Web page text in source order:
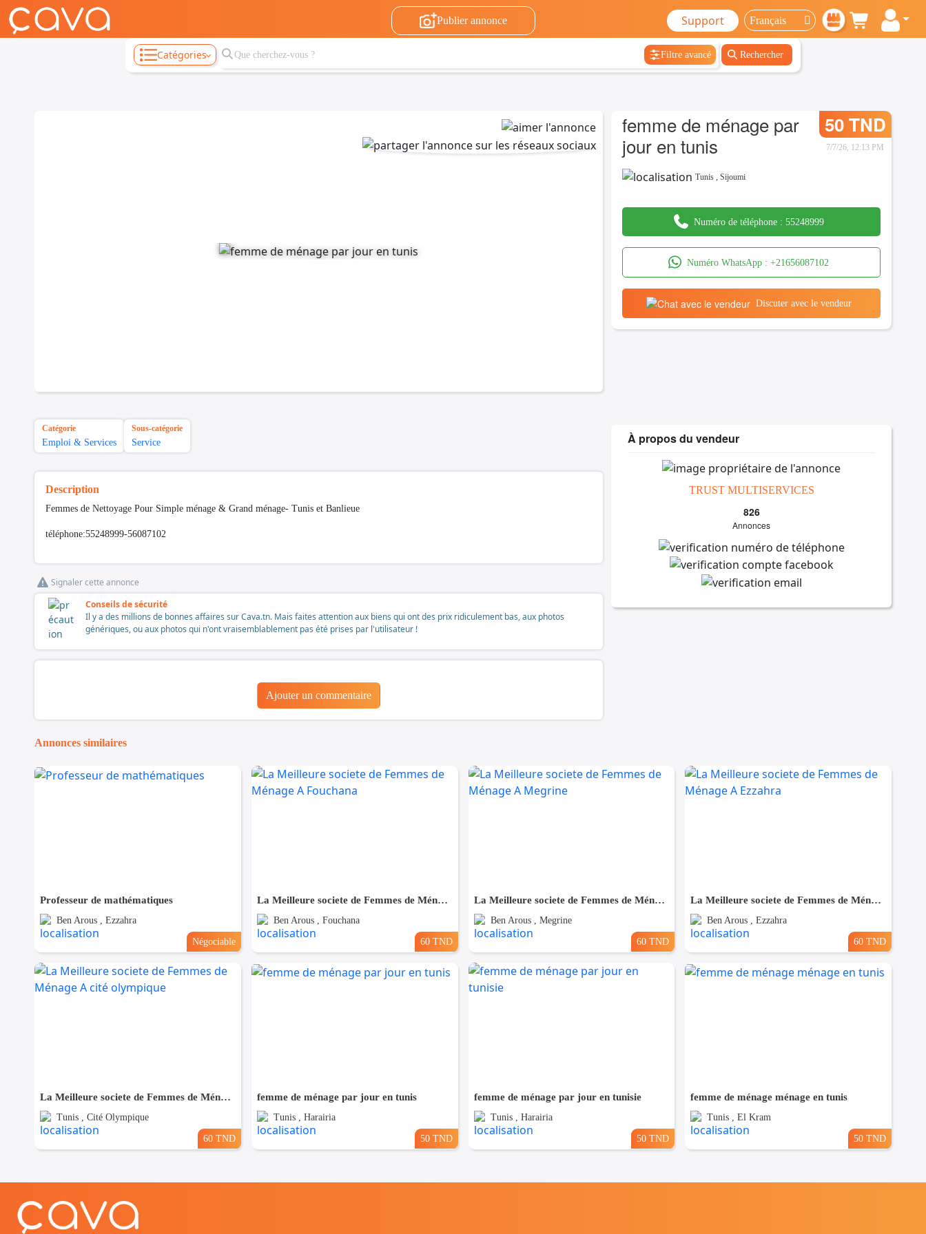
Publier annonce Support
Catégories Filtre avancé Rechercher
femme de ménage par
jour en tunis
50 TND
7/7/26, 12:13 PM
Tunis ,Sijoumi
Numéro de téléphone : 55248999
Numéro WhatsApp : +21656087102
Discuter avec le vendeur
Catégorie
Emploi & Services
Sous-catégorie
Service
Description
Femmes de Nettoyage Pour Simple ménage & Grand ménage- Tunis et Banlieue
téléphone:55248999-56087102
Signaler cette annonce
Conseils de sécurité
Il y a des millions de bonnes affaires sur Cava.tn. Mais faites attention aux biens qui ont des prix ridiculement bas, aux photos
génériques, ou aux photos qui n'ont vraisemblablement pas été prises par l'utilisateur !
Ajouter un commentaire
À propos du vendeur
TRUST MULTISERVICES
826
Annonces
Annonces similaires
Professeur de mathématiques
Ben Arous , Ezzahra
Négociable
La Meilleure societe de Femmes de Ménage A Fouchana
Ben Arous , Fouchana
60 TND
La Meilleure societe de Femmes de Ménage A Megrine
Ben Arous , Megrine
60 TND
La Meilleure societe de Femmes de Ménage A Ezzahra
Ben Arous , Ezzahra
60 TND
La Meilleure societe de Femmes de Ménage A cité olympique
Tunis , Cité Olympique
60 TND
femme de ménage par jour en tunis
Tunis , Harairia
50 TND
femme de ménage par jour en tunisie
Tunis , Harairia
50 TND
femme de ménage ménage en tunis
Tunis , El Kram
50 TND